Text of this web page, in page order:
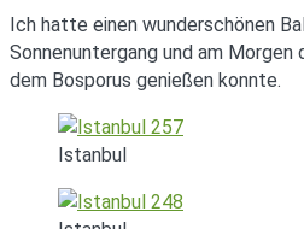
Ich hatte einen wunderschönen
Sonnenuntergang und am Morgen
dem Bosporus genießen konnte.
Istanbul